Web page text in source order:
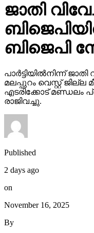
ജാതി
ബിജെപി
പാര്‍ട്ടിയില്‍നിന്ന് ജാതി
മലപ്പുറം വെസ്റ്റ്
എടരിക്കോട് മണ്ഡലം
രാജിവച്ചു.
Published
2 days ago
on
November 16, 2025
By